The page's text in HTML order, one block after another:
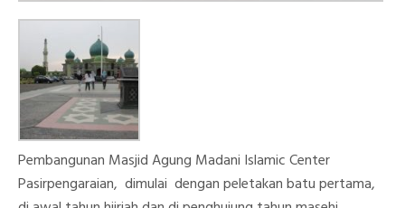
Pembangunan Masjid Agung Madani Islamic Center
Pasirpengaraian, dimulai dengan peletakan batu pertama,